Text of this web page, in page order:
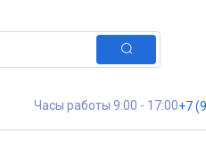
Часы работы 9:00 - 17:00+7